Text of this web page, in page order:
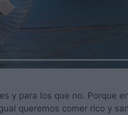
y para los que no. Porque
queremos comer rico y